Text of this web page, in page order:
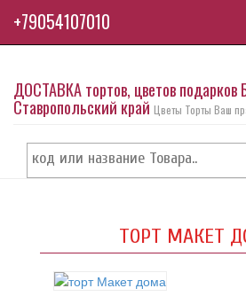
ДОСТАВКА тортов, цветов подарков
Ставропольский край Цветы Торты Ваш
ТОРТ МАКЕТ
+79054107010